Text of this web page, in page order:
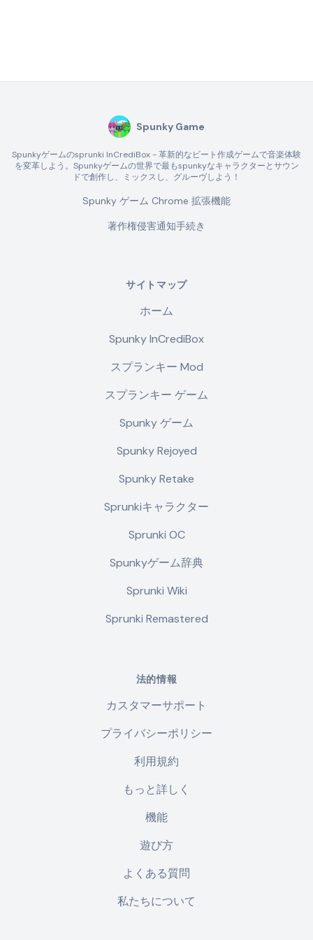
Spunky Game
Spunkyゲームのsprunki InCrediBox - 革新的なビート作成ゲームで音楽体験
を変革しよう。Spunkyゲームの世界で最もspunkyなキャラクターとサウン
ドで創作し、ミックスし、グルーヴしよう！
Spunky ゲーム Chrome 拡張機能
著作権侵害通知手続き
サイトマップ
ホーム
Spunky InCrediBox
スプランキー Mod
スプランキー ゲーム
Spunky ゲーム
Spunky Rejoyed
Spunky Retake
Sprunkiキャラクター
Sprunki OC
Spunkyゲーム辞典
Sprunki Wiki
Sprunki Remastered
法的情報
カスタマーサポート
プライバシーポリシー
利用規約
もっと詳しく
機能
遊び方
よくある質問
私たちについて